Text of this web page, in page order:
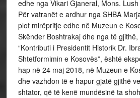
edhe nga Vikari Gjaneral, Mons.
Për vatranët e ardhur nga SHBA
plot mirëpritje edhe në Muzeun e
Skënder Boshtrakaj dhe nga të gjithë,
“Kontributi i Presidentit Historik Dr.
Shtetformimin e Kosovës”, është
hap në 24 maj 2018, në Muzeun e
dhe vazhdon të e hapur gjatë gjithë
shtator, që të kenë mundësinë ta